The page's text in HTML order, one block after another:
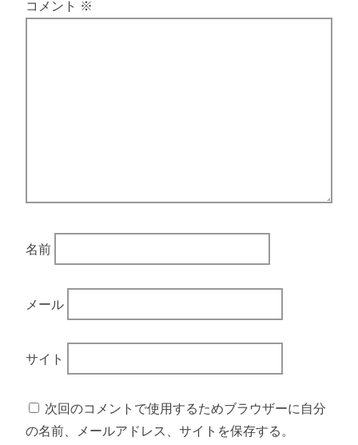
コメント ※
名前
メール
サイト
次回のコメントで使用するためブラウザーに自分
の名前、メールアドレス、サイトを保存する。